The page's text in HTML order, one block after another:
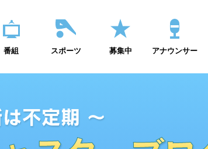
番組 スポーツ 募集中 アナウンサー